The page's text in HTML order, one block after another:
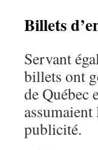
Billets
Servant
billets ont
de Québec
publicité.